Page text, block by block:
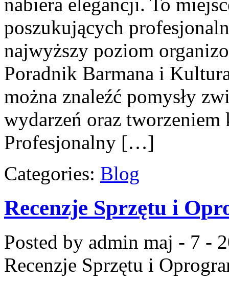
poszukujących
najwyższy poziom
Poradnik Barmana i
można znaleźć pomysły
wydarzeń oraz
Profesjonalny […]
Categories: Blog
Recenzje Sprzętu i
Posted by admin maj - 7 -
Recenzje Sprzętu i